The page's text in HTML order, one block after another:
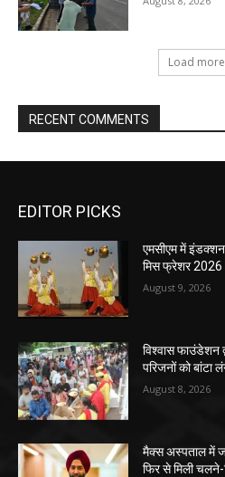
Load more
RECENT COMMENTS
EDITOR PICKS
एमसीएम में
मिस फ्रेशर 2026
August 9, 2026
विश्वास फाउंडेशन
परिजनों को बांटा
August 8, 2026
मैक्स अस्पताल में
फिर से मिली चलने-